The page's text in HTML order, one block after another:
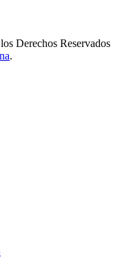
Derechos Reservados
.